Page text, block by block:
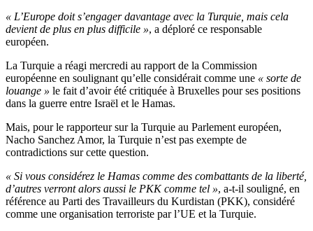
« L’Europe doit s’engager davantage avec la Turquie, mais cela
devient de plus en plus difficile », a déploré ce responsable
européen.
La Turquie a réagi mercredi au rapport de la Commission
européenne en soulignant qu’elle considérait comme une « sorte de
louange » le fait d’avoir été critiquée à Bruxelles pour ses positions
dans la guerre entre Israël et le Hamas.
Mais, pour le rapporteur sur la Turquie au Parlement européen,
Nacho Sanchez Amor, la Turquie n’est pas exempte de
contradictions sur cette question.
« Si vous considérez le Hamas comme des combattants de la liberté,
d’autres verront alors aussi le PKK comme tel », a-t-il souligné, en
référence au Parti des Travailleurs du Kurdistan (PKK), considéré
comme une organisation terroriste par l’UE et la Turquie.